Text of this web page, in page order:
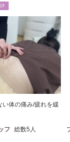
ﾃ
体の痛み/疲れを緩
フ 総数5人